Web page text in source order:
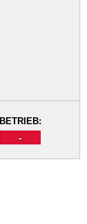
BETRIEB:
-